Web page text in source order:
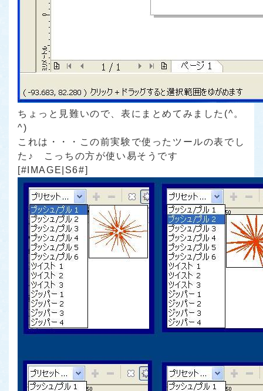
ちょっと見難いので、表にまとめてみました(^。
^)
これは・・・この前実験で使ったツールの表でし
た♪ こっちの方が使い易そうです
[#IMAGE|S6#]